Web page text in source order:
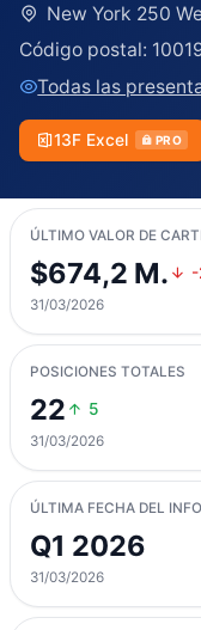
New York 250
Código postal:
Todas las
13F Excel PRO
ÚLTIMO VALOR DE
$674,2 M. -
31/03/2026
POSICIONES TOTALES
22 5
31/03/2026
ÚLTIMA FECHA DEL
Q1 2026
31/03/2026